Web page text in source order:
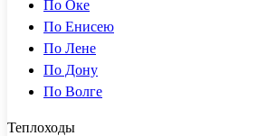
По Оке
По Енисею
По Лене
По Дону
По Волге
Теплоходы